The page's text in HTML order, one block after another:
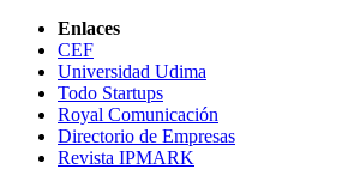
Enlaces
CEF
Universidad Udima
Todo Startups
Royal Comunicación
Directorio de Empresas
Revista IPMARK